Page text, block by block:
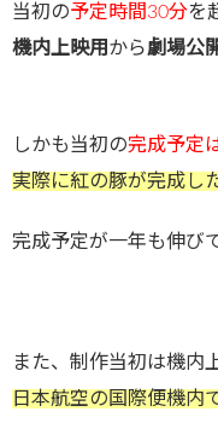
当初の予定時間30分を
機内上映用 から劇場公
しかも当初の完成予定
実際に紅の豚が完成し
完成予定が一年も伸び
また、制作当初は機内
日本航空の国際便機内